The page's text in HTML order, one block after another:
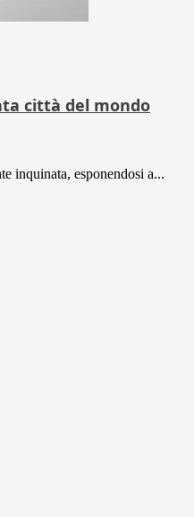
città del mondo
inquinata, esponendosi a...